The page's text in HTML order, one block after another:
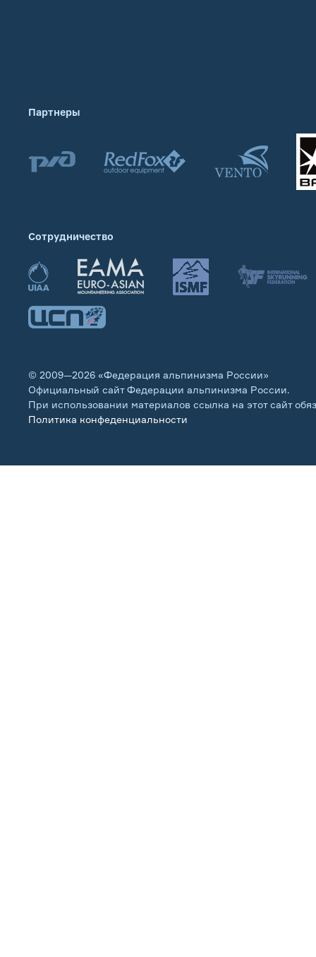
Партнеры
Сотрудничество
© 2009—2026 «Федерация альпинизма России»
Официальный сайт Федерации альпинизма России.
При использовании материалов ссылка на этот сайт
Политика конфеденциальности